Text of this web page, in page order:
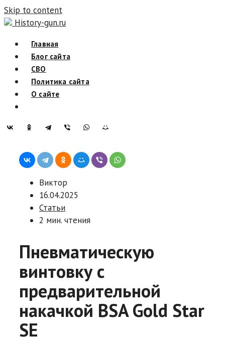
Skip to content
History-gun.ru
Главная
Блог сайта
СВО
Политика сайта
О сайте
Виктор
16.04.2025
Статьи
2 мин. чтения
Пневматическую
винтовку с
предварительной
накачкой BSA Gold Star
SE